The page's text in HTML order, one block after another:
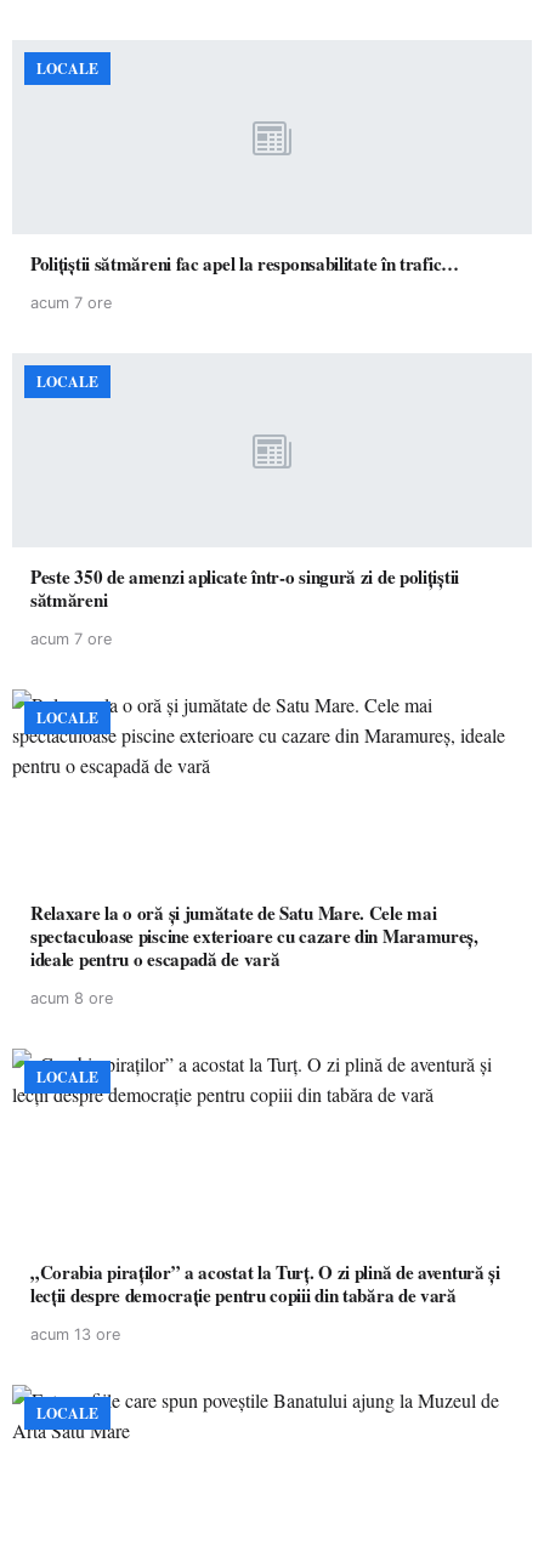
LOCALE
Polițiștii sătmăreni fac apel la responsabilitate în trafic…
acum 7 ore
LOCALE
Peste 350 de amenzi aplicate într-o singură zi de polițiștii
sătmăreni
acum 7 ore
LOCALE
Relaxare la o oră și jumătate de Satu Mare. Cele mai
spectaculoase piscine exterioare cu cazare din Maramureș,
ideale pentru o escapadă de vară
acum 8 ore
LOCALE
„Corabia piraților” a acostat la Turț. O zi plină de aventură și
lecții despre democrație pentru copiii din tabăra de vară
acum 13 ore
LOCALE